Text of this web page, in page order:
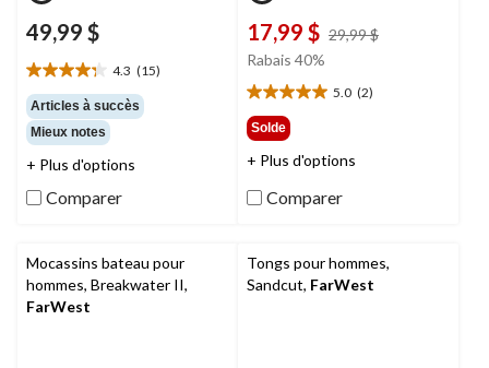
49,99 $
4.3 (15)
4.3
étoile(s)
sur
5.
15
Articles à succès
Mieux notes
+ Plus d'options
Comparer
17,99 $ 29,99 $
Rabais 40%
5.0 (2)
5.0
étoile(s)
sur
5.
évaluations
Solde
+ Plus d'options
Comparer
Mocassins bateau pour
hommes, Breakwater II,
FarWest
Tongs pour hommes,
Sandcut, FarWest